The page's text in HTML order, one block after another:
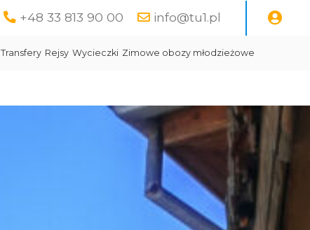
+48 33 813 90 00 info@tu1.pl
Transfery Rejsy Wycieczki Zimowe obozy młodzieżowe